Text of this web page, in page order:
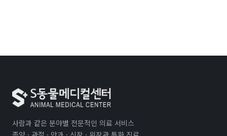
사람과 같은 분야별 전문적인 의료 서비스